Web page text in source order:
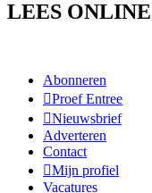
LEES
Abonneren
Proef Entree
Nieuwsbrief
Adverteren
Contact
Mijn profiel
Vacatures